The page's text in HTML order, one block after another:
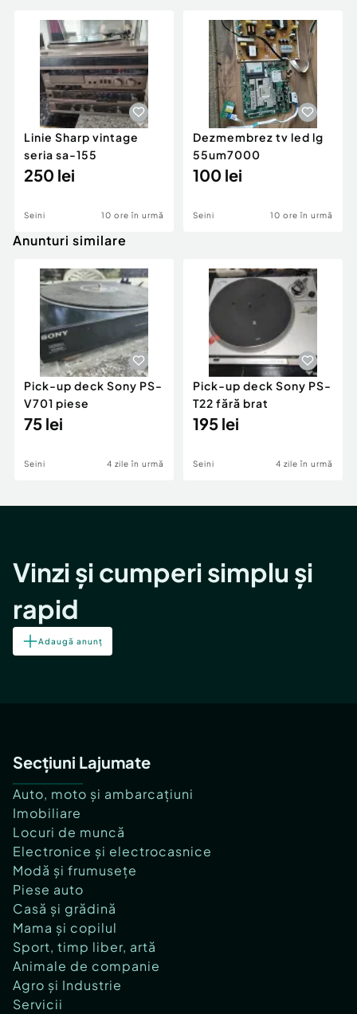
Linie Sharp vintage
seria sa-155
250 lei
Seini 10 ore în urmă
Dezmembrez tv led lg
55um7000
100 lei
Seini 10 ore în urmă
Anunturi similare
Pick-up deck Sony PS-
V701 piese
75 lei
Seini 4 zile în urmă
Pick-up deck Sony PS-
T22 fără brat
195 lei
Seini 4 zile în urmă
Vinzi și cumperi simplu și
rapid
Adaugă anunț
Secțiuni Lajumate
Auto, moto și ambarcațiuni
Imobiliare
Locuri de muncă
Electronice și electrocasnice
Modă și frumusețe
Piese auto
Casă și grădină
Mama și copilul
Sport, timp liber, artă
Animale de companie
Agro și Industrie
Servicii